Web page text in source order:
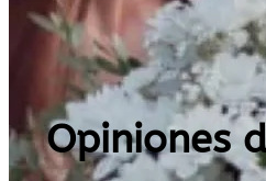
Opiniones